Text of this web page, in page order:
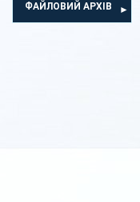
ФАЙЛОВИЙ АРХІВ